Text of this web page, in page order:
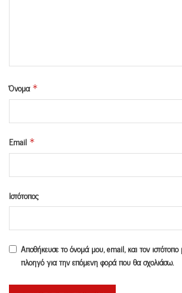
Όνομα *
Email *
Ιστότοπος
Αποθήκευσε το όνομά μου, email, και τον
πλοηγό για την επόμενη φορά που θα σχολιάσω.